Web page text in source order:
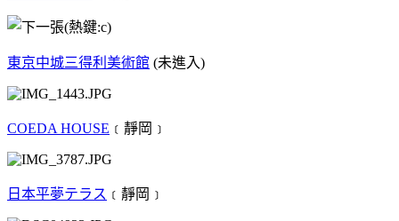
東京中城三得利美術館 (未進入)
COEDA HOUSE ﹝靜岡﹞
日本平夢テラス ﹝靜岡﹞